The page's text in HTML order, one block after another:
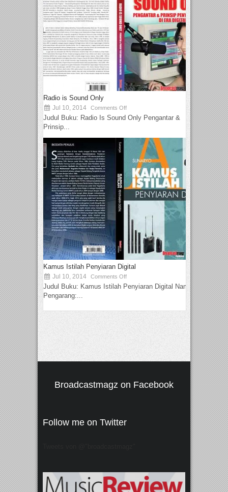
Radio is Sound Only
Jul 10, 2014 Comments Off
Judul Buku: Radio Is Sound Only Pengantar &
Prinsip...
Kamus Istilah Penyiaran Digital
Jul 10, 2014 Comments Off
Judul Buku: Kamus Istilah Penyiaran Digital Nama
Pengarang:...
Broadcastmagz on Facebook
Follow me on Twitter